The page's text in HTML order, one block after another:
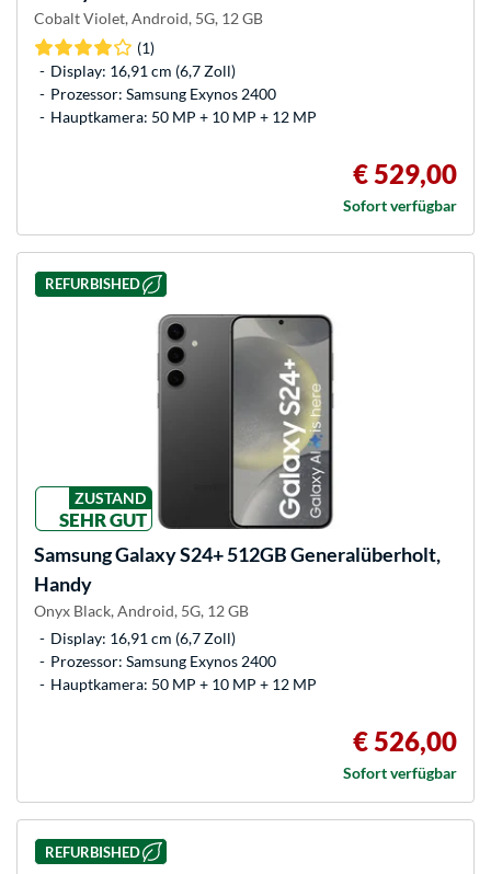
Cobalt Violet, Android, 5G, 12 GB
(1)
Display: 16,91 cm (6,7 Zoll)
Prozessor: Samsung Exynos 2400
Hauptkamera: 50 MP + 10 MP + 12 MP
€ 529,00
Sofort verfügbar
REFURBISHED
ZUSTAND
SEHR GUT
SamsungGalaxy S24+ 512GB Generalüberholt,
Handy
Onyx Black, Android, 5G, 12 GB
Display: 16,91 cm (6,7 Zoll)
Prozessor: Samsung Exynos 2400
Hauptkamera: 50 MP + 10 MP + 12 MP
€ 526,00
Sofort verfügbar
REFURBISHED